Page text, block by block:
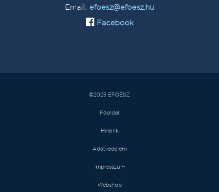
Email: efoesz@efoesz.hu
Facebook
©2025 ÉFOÉSZ
Főoldal
Híreink
Adatvédelem
Impresszum
Webshop